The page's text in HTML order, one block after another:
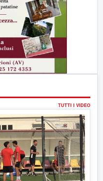
TUTTI I VIDEO